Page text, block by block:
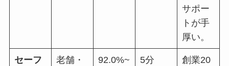
サポー
トが手
厚い。
セーフ 老舗・ 92.0%~ 5分 創業20